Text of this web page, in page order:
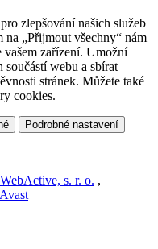
zlepšování našich služeb
„Přijmout všechny“ nám
vašem zařízení. Umožní
součástí webu a sbírat
stránek. Můžete také
cookies.
Podrobné nastavení
WebActive, s. r. o. ,